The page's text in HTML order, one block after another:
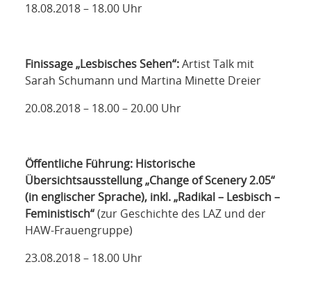
18.08.2018 – 18.00 Uhr
Finissage „Lesbisches Sehen“:Artist Talk mit
Sarah Schumann und Martina Minette Dreier
20.08.2018 – 18.00 – 20.00 Uhr
Öffentliche Führung: Historische
Übersichtsausstellung „Change of Scenery 2.05“
(in englischer Sprache), inkl. „Radikal – Lesbisch –
Feministisch“(zur Geschichte des LAZ und der
HAW-Frauengruppe)
23.08.2018 – 18.00 Uhr